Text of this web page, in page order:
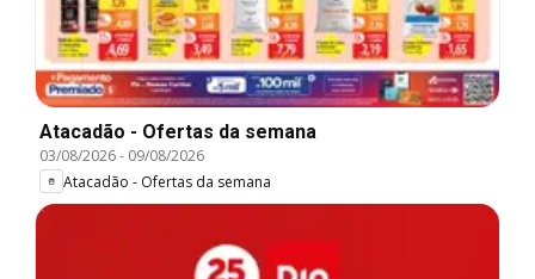
Atacadão - Ofertas da semana
03/08/2026- 09/08/2026
Atacadão - Ofertas da semana